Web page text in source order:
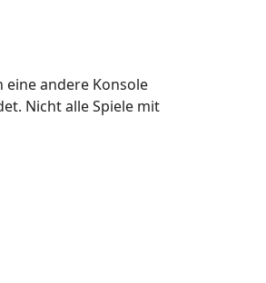
eine andere Konsole
Nicht alle Spiele mit